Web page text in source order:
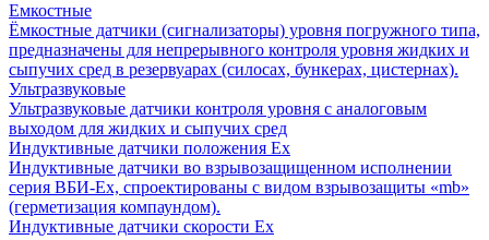
Емкостные
Ёмкостные датчики (сигнализаторы) уровня погружного типа,
предназначены для непрерывного контроля уровня жидких и
сыпучих сред в резервуарах (силосах, бункерах, цистернах).
Ультразвуковые
Ультразвуковые датчики контроля уровня с аналоговым
выходом для жидких и сыпучих сред
Индуктивные датчики положения Ех
Индуктивные датчики во взрывозащищенном исполнении
серия ВБИ-Ех, спроектированы с видом взрывозащиты «mb»
(герметизация компаундом).
Индуктивные датчики скорости Ех